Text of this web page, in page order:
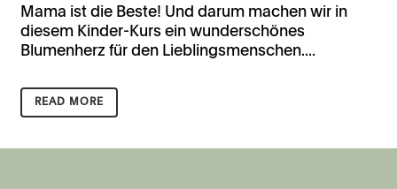
Mama ist die Beste! Und darum machen wir in
diesem Kinder-Kurs ein wunderschönes
Blumenherz für den Lieblingsmenschen....
READ MORE